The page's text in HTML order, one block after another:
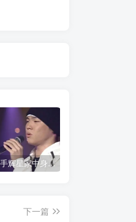
韩国歌手辉星家中身亡，终年43岁，警方调查死因